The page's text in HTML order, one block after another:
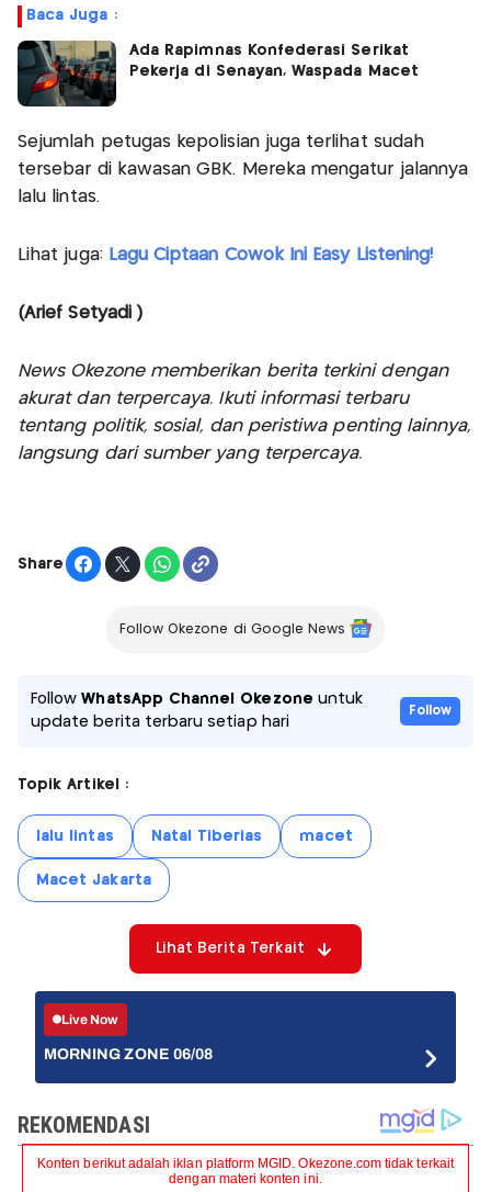
Baca Juga :
Ada Rapimnas Konfederasi Serikat
Pekerja di Senayan, Waspada Macet
Sejumlah petugas kepolisian juga terlihat sudah
tersebar di kawasan GBK. Mereka mengatur jalannya
lalu lintas.
Lihat juga: Lagu Ciptaan Cowok Ini Easy Listening!
(Arief Setyadi )
News Okezone memberikan berita terkini dengan
akurat dan terpercaya. Ikuti informasi terbaru
tentang politik, sosial, dan peristiwa penting lainnya,
langsung dari sumber yang terpercaya.
Share
Follow Okezone di Google News
FollowWhatsApp Channel Okezone untuk
update berita terbaru setiap hari
Follow
Topik Artikel :
lalu lintas Natal Tiberias macet
Macet Jakarta
Lihat Berita Terkait
Live Now
MORNING ZONE 06/08